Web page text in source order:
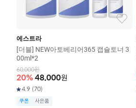
에스트라
[더블] NEW아토베리어365 캡슐토너 3
00ml*2
60,000원
20% 48,000원
4.9 (70)
쿠폰 사은품